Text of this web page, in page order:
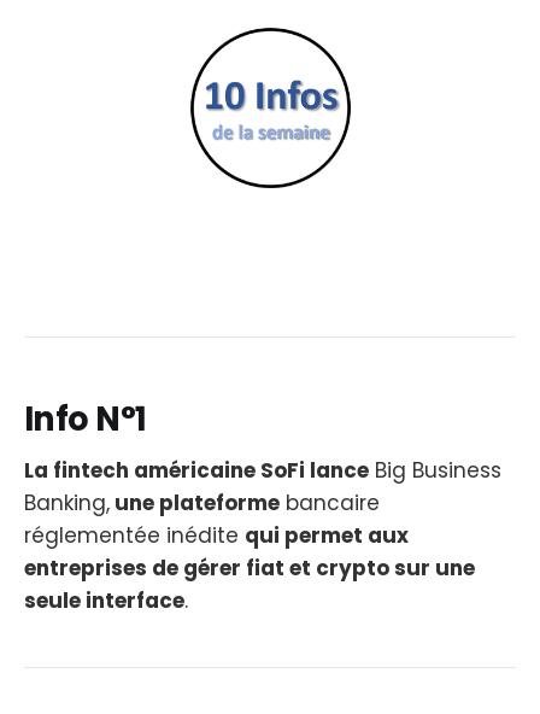
Info N°1
La fintech américaine SoFi lance Big Business
Banking, une plateforme bancaire
réglementée inédite qui permet aux
entreprises de gérer fiat et crypto sur une
seule interface.